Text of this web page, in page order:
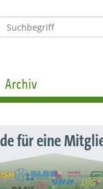
Archiv
für eine